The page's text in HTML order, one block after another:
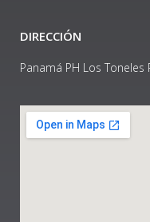
DIRECCIÓN
Panamá PH Los